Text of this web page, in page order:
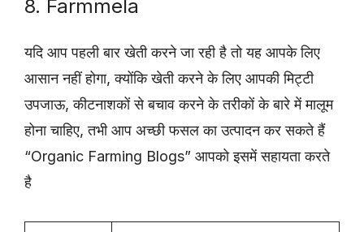
8. Farmmela
यदि आप पहली बार खेती करने जा रही है तो यह आपके लिए
आसान नहीं होगा, क्योंकि खेती करने के लिए आपकी मिट्टी
उपजाऊ, कीटनाशकों से बचाव करने के तरीकों के बारे में मालूम
होना चाहिए, तभी आप अच्छी फसल का उत्पादन कर सकते हैं
“Organic Farming Blogs” आपको इसमें सहायता करते
है